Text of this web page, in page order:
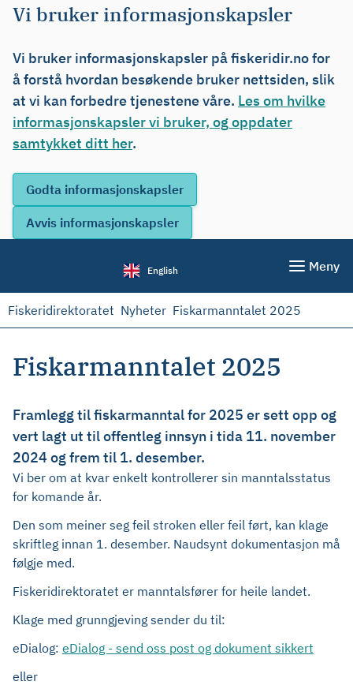
Vi bruker informasjonskapsler
Vi bruker informasjonskapsler på fiskeridir.no for
å forstå hvordan besøkende bruker nettsiden, slik
at vi kan forbedre tjenestene våre. Les om hvilke
informasjonskapsler vi bruker, og oppdater
samtykket ditt her.
English Meny
Fiskeridirektoratet Nyheter Fiskarmanntalet 2025
Fiskarmanntalet 2025
Framlegg til fiskarmanntal for 2025 er sett opp og
vert lagt ut til offentleg innsyn i tida 11. november
2024 og frem til 1. desember.
Vi ber om at kvar enkelt kontrollerer sin manntalsstatus
for komande år.
Den som meiner seg feil stroken eller feil ført, kan klage
skriftleg innan 1. desember. Naudsynt dokumentasjon må
følgje med.
Fiskeridirektoratet er manntalsfører for heile landet.
Klage med grunngjeving sender du til:
eDialog: eDialog - send oss post og dokument sikkert
eller